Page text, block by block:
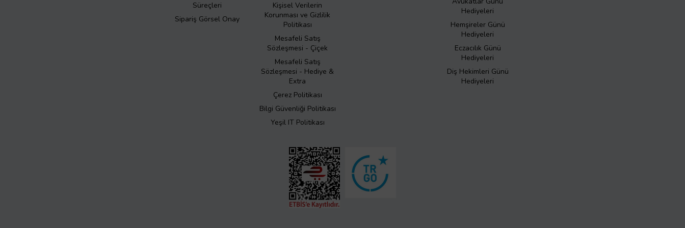
Süreçleri
Sipariş Görsel Onay
Kişisel Verilerin
Korunması ve Gizlilik
Politikası
Mesafeli Satış
Sözleşmesi - Çiçek
Mesafeli Satış
Sözleşmesi - Hediye &
Extra
Çerez Politikası
Bilgi Güvenliği Politikası
Yeşil IT Politikası
Hediyeleri
Hemşireler Günü
Hediyeleri
Eczacılık Günü
Hediyeleri
Diş Hekimleri Günü
Hediyeleri